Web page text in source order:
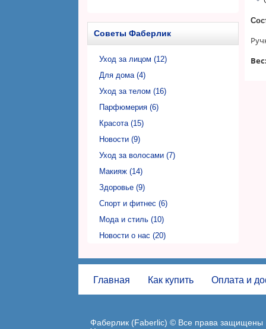
Фаберлик Николаев (Faberlic)
Фаберлик Никополь (Faberlic)
Фаберлик Одесса (Faberlic)
Фаберлик Полтава (Faberlic)
Фаберлик Ровно (Faberlic)
Фаберлик Сумы (Faberlic)
Фаберлик Тернополь (Faberlic)
Фаберлик Ужгород (Faberlic)
Фаберлик Харьков (Faberlic)
Фаберлик Херсон (Faberlic)
Фаберлик Хмельницкий (Faberlic)
Фаберлик Черкассы (Faberlic)
Фаберлик Черновцы (Faberlic)
Советы Фаберлик
Уход за лицом (12)
Для дома (4)
Уход за телом (16)
Парфюмерия (6)
Красота (15)
Новости (9)
Уход за волосами (7)
Макияж (14)
Здоровье (9)
Спорт и фитнес (6)
Мода и стиль (10)
Новости о нас (20)
Вес:
Главная Как купить Оплата и
Фаберлик (Faberlic) © Все права защищены